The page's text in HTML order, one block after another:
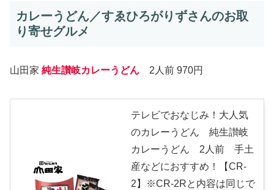
カレーうどん／すゑひろがりずさんのお取
り寄せグルメ
山田家 純生讃岐カレーうどん 2人前 970円
テレビでおなじみ！大人気
のカレーうどん 純生讃岐
カレーうどん 2人前 手土
産などにおすすめ！【CR-
2】※CR-2Rと内容は同じで